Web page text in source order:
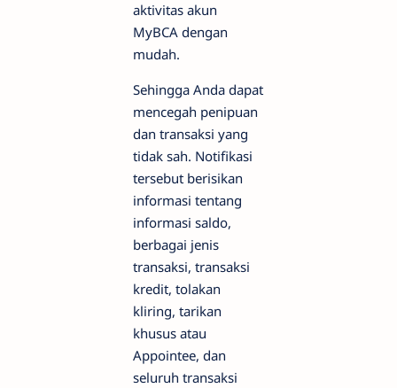
aktivitas akun
MyBCA dengan
mudah.
Sehingga Anda dapat
mencegah penipuan
dan transaksi yang
tidak sah. Notifikasi
tersebut berisikan
informasi tentang
informasi saldo,
berbagai jenis
transaksi, transaksi
kredit, tolakan
kliring, tarikan
khusus atau
Appointee, dan
seluruh transaksi